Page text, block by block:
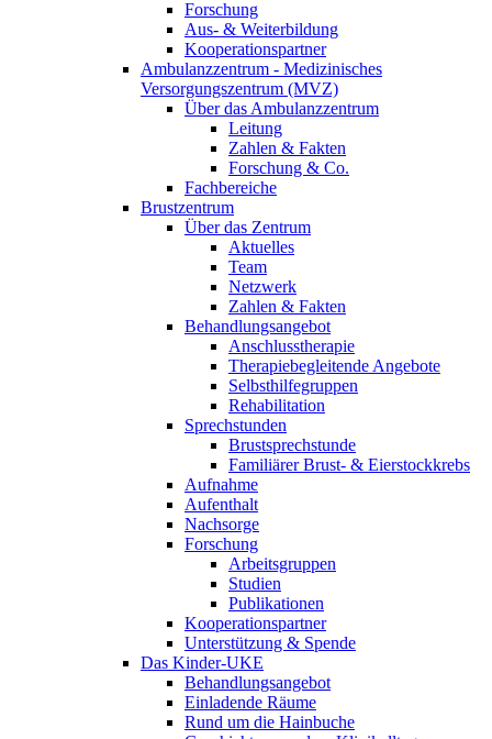
Forschung
Aus- & Weiterbildung
Kooperationspartner
Ambulanzzentrum - Medizinisches
Versorgungszentrum (MVZ)
Über das Ambulanzzentrum
Leitung
Zahlen & Fakten
Forschung & Co.
Fachbereiche
Brustzentrum
Über das Zentrum
Aktuelles
Team
Netzwerk
Zahlen & Fakten
Behandlungsangebot
Anschlusstherapie
Therapiebegleitende Angebote
Selbsthilfegruppen
Rehabilitation
Sprechstunden
Brustsprechstunde
Familiärer Brust- & Eierstockkrebs
Aufnahme
Aufenthalt
Nachsorge
Forschung
Arbeitsgruppen
Studien
Publikationen
Kooperationspartner
Unterstützung & Spende
Das Kinder-UKE
Behandlungsangebot
Einladende Räume
Rund um die Hainbuche